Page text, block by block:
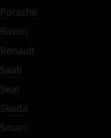
Porsche
Ravon
Renault
Saab
Seat
Skoda
Smart